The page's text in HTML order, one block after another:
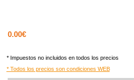
0.00€
* Impuestos no incluidos en todos los precios
* Todos los precios son condiciones WEB